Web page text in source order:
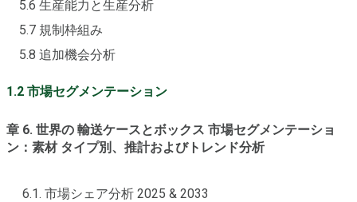
5.6 生産能力と生産分析
5.7 規制枠組み
5.8 追加機会分析
1.2 市場セグメンテーション
章 6. 世界の 輸送ケースとボックス 市場セグメンテーショ
ン：素材 タイプ別、推計およびトレンド分析
6.1. 市場シェア分析 2025 & 2033